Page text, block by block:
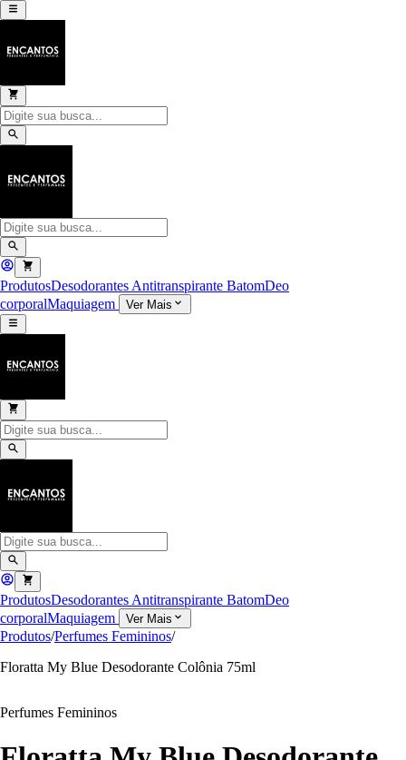
ProdutosDesodorantes Antitranspirante BatomDeo
corporalMaquiagem Ver Mais
ProdutosDesodorantes Antitranspirante BatomDeo
corporalMaquiagem Ver Mais
Produtos/Perfumes Femininos/
Floratta My Blue Desodorante Colônia 75ml
Perfumes Femininos